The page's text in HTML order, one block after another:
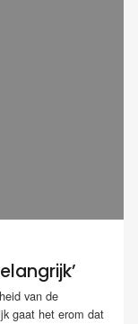
van de
gaat het erom dat